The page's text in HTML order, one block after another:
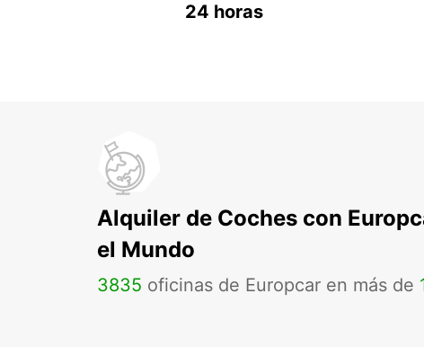
24 horas
Alquiler de Coches con
el Mundo
3835 oficinas de Europcar en más de